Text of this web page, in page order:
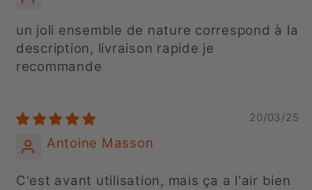
un joli ensemble de nature correspond à la
description, livraison rapide je
recommande
20/03/25
Antoine Masson
C'est avant utilisation, mais ça a l'air bien